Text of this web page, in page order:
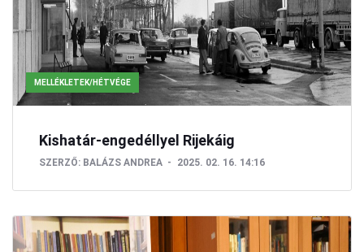
MELLÉKLETEK/HÉTVÉGE
Kishatár-engedéllyel Rijekáig
SZERZŐ: BALÁZS ANDREA 2025. 02. 16. 14:16